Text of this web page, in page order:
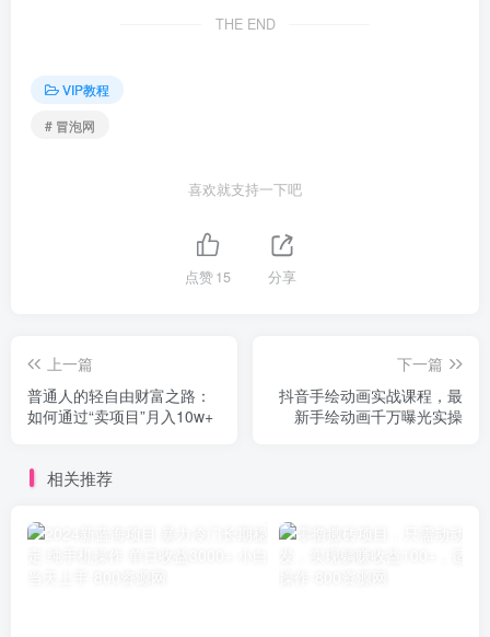
THE END
VIP教程
# 冒泡网
喜欢就支持一下吧
点赞15 分享
上一篇
普通人的轻自由财富之路：
如何通过“卖项目”月入10w+
下一篇
抖音手绘动画实战课程，最
新手绘动画千万曝光实操
相关推荐